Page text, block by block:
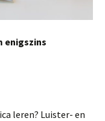
enigszins
leren? Luister- en